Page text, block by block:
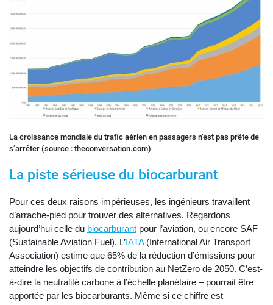
La croissance mondiale du trafic aérien en passagers n’est pas prête de
s’arrêter (source : theconversation.com)
La piste sérieuse du biocarburant
Pour ces deux raisons impérieuses, les ingénieurs travaillent
d’arrache-pied pour trouver des alternatives. Regardons
aujourd’hui celle du biocarburant pour l’aviation, ou encore SAF
(Sustainable Aviation Fuel). L’IATA(International Air Transport
Association) estime que 65% de la réduction d’émissions pour
atteindre les objectifs de contribution au NetZero de 2050. C’est-
à-dire la neutralité carbone à l’échelle planétaire – pourrait être
apportée par les biocarburants. Même si ce chiffre est